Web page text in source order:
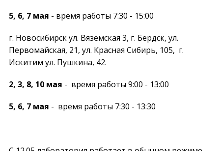
5, 6, 7 мая - время работы 7:30 - 15:00
г. Новосибирск ул. Вяземская 3, г. Бердск, ул.
Первомайская, 21, ул. Красная Сибирь, 105, г.
Искитим ул. Пушкина, 42.
2, 3, 8, 10 мая - время работы 9:00 - 13:00
5, 6, 7 мая - время работы 7:30 - 13:30